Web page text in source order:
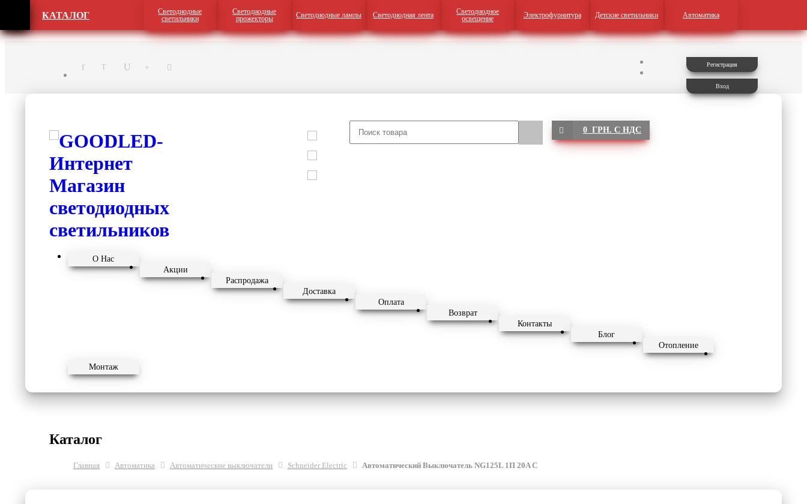
КАТАЛОГ
Светодиодные
светильники
Светодиодные
прожекторы
Светодиодные лампы Светодиодная лента
Светодиодное
освещение
Электрофурнитура Детские светильники Автоматика
Регистрация
Вход
0 ГРН. С НДС
О Нас
Акции
Распродажа
Доставка
Оплата
Возврат
Контакты
Блог
Отопление
Монтаж
Каталог
Главная Автоматика Автоматические выключатели Schneider Electric Автоматический Выключатель NG125L 1П 20A C